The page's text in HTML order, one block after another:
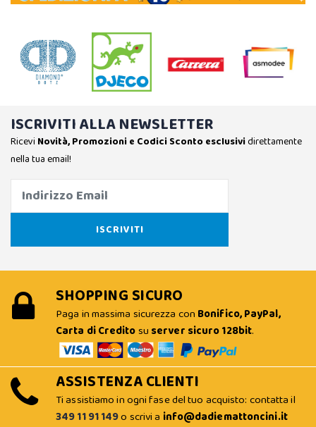
ISCRIVITI ALLA NEWSLETTER
Ricevi Novità, Promozioni e Codici Sconto esclusividirettamente
nella tua email!
SHOPPING SICURO
Paga in massima sicurezza con Bonifico, PayPal,
Carta di Creditosu server sicuro 128bit.
ASSISTENZA CLIENTI
Ti assistiamo in ogni fase del tuo acquisto: contatta il
349 11 91 149o scrivi a info@dadiemattoncini.it